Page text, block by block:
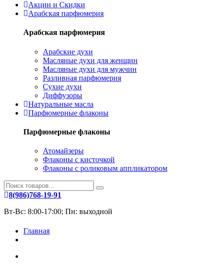
Акции и Скидки
Арабская парфюмерия
Арабская парфюмерия
Арабские духи
Масляные духи для женщин
Масляные духи для мужчин
Разливная парфюмерия
Сухие духи
Диффузоры
Натуральные масла
Парфюмерные флаконы
Парфюмерные флаконы
Атомайзеры
Флаконы с кисточкой
Флаконы с роликовым аппликатором
8(986)768-19-91
Вт-Вс: 8:00-17:00; Пн: выходной
Главная